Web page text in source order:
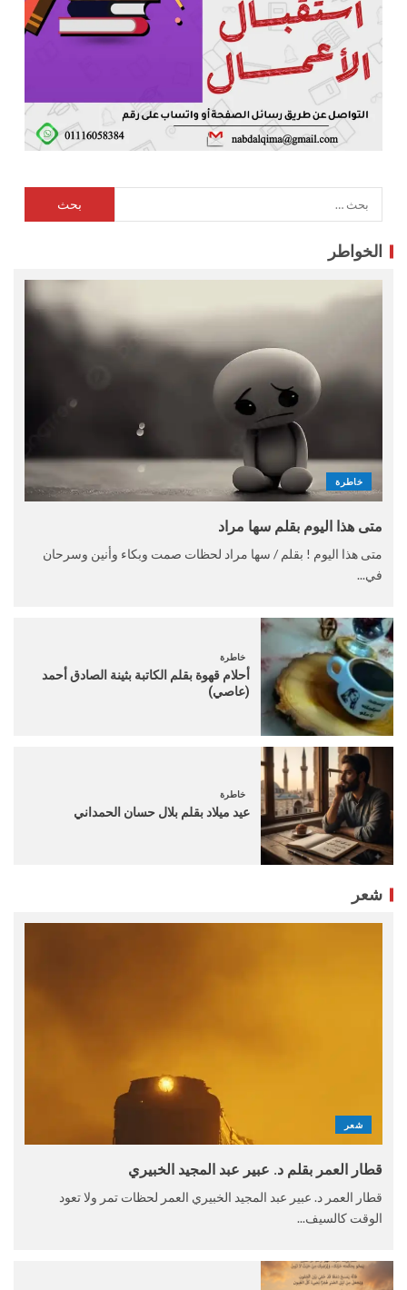
الخواطر
خاطرة
متى هذا اليوم بقلم سها مراد
متى هذا اليوم ! بقلم / سها مراد لحظات صمت وبكاء وأنين وسرحان
في...
خاطرة
أحلام قهوة بقلم الكاتبة بثينة الصادق أحمد
(عاصي)
خاطرة
عيد ميلاد بقلم بلال حسان الحمداني
شعر
شعر
قطار العمر بقلم د. عبير عبد المجيد الخبيري
قطار العمر د. عبير عبد المجيد الخبيري العمر لحظات تمر ولا تعود
الوقت كالسيف...